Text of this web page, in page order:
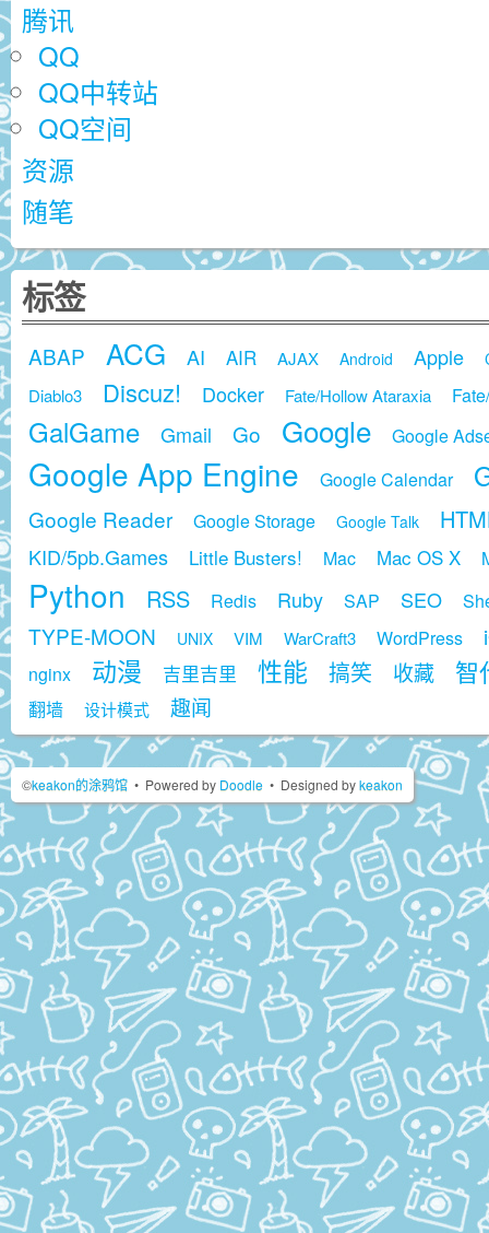
腾讯
QQ
QQ中转站
QQ空间
资源
随笔
标签
ABAP ACG AI AIR AJAX Android Apple
Diablo3 Discuz! Docker Fate/Hollow Ataraxia
GalGame Gmail Go Google Google
Google App Engine Google Calendar
Google Reader Google Storage Google Talk
KID/5pb.Games Little Busters! Mac Mac OS X
Python RSS Redis Ruby SAP SEO
TYPE-MOON UNIX VIM WarCraft3 WordPress
nginx 动漫 吉里吉里 性能 搞笑 收藏 智
翻墙 设计模式 趣闻
©keakon的涂鸦馆 • Powered by Doodle • Designed bykeakon